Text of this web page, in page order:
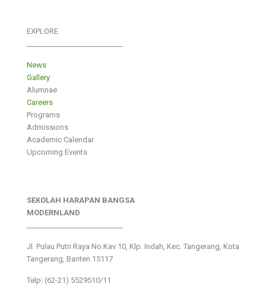
EXPLORE
News
Gallery
Alumnae
Careers
Programs
Admissions
Academic Calendar
Upcoming Events
SEKOLAH HARAPAN BANGSA
MODERNLAND
Jl. Pulau Putri Raya No.Kav 10, Klp. Indah, Kec. Tangerang, Kota
Tangerang, Banten 15117
Telp: (62-21) 5529510/11